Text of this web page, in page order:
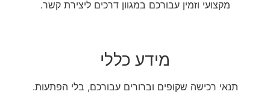
מקצועי וזמין עבורכם במגוון דרכים ליצירת קשר.
מידע כללי
תנאי רכישה שקופים וברורים עבורכם, בלי הפתעות.